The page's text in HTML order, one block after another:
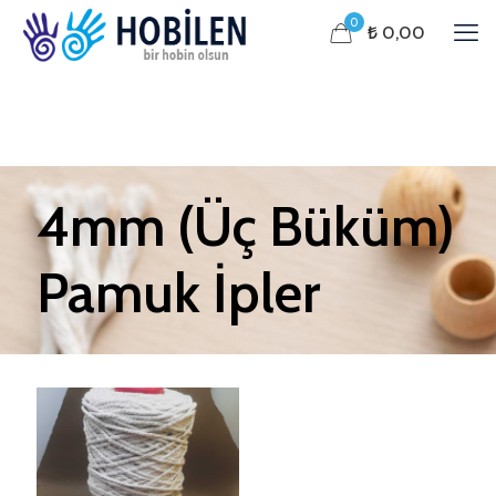
0 ₺ 0,00
4mm (Üç Büküm)
Pamuk İpler